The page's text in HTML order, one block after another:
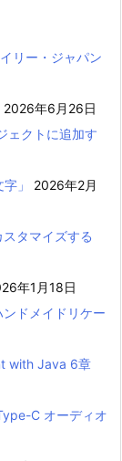
リー・ジャパン
2026年6月26日
ェクトに追加す
」
2026年2月
タマイズする
年1月18日
ドメイドリケー
with Java 6章
C オーディオ